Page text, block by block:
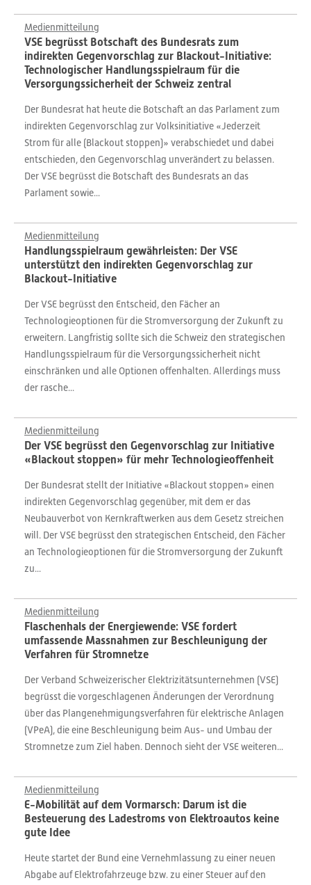
Medienmitteilung
VSE begrüsst Botschaft des Bundesrats zum
indirekten Gegenvorschlag zur Blackout-Initiative:
Technologischer Handlungsspielraum für die
Versorgungssicherheit der Schweiz zentral
Der Bundesrat hat heute die Botschaft an das Parlament zum
indirekten Gegenvorschlag zur Volksinitiative «Jederzeit
Strom für alle (Blackout stoppen)» verabschiedet und dabei
entschieden, den Gegenvorschlag unverändert zu belassen.
Der VSE begrüsst die Botschaft des Bundesrats an das
Parlament sowie...
Medienmitteilung
Handlungsspielraum gewährleisten: Der VSE
unterstützt den indirekten Gegenvorschlag zur
Blackout-Initiative
Der VSE begrüsst den Entscheid, den Fächer an
Technologieoptionen für die Stromversorgung der Zukunft zu
erweitern. Langfristig sollte sich die Schweiz den strategischen
Handlungsspielraum für die Versorgungssicherheit nicht
einschränken und alle Optionen offenhalten. Allerdings muss
der rasche...
Medienmitteilung
Der VSE begrüsst den Gegenvorschlag zur Initiative
«Blackout stoppen» für mehr Technologieoffenheit
Der Bundesrat stellt der Initiative «Blackout stoppen» einen
indirekten Gegenvorschlag gegenüber, mit dem er das
Neubauverbot von Kernkraftwerken aus dem Gesetz streichen
will. Der VSE begrüsst den strategischen Entscheid, den Fächer
an Technologieoptionen für die Stromversorgung der Zukunft
zu...
Medienmitteilung
Flaschenhals der Energiewende: VSE fordert
umfassende Massnahmen zur Beschleunigung der
Verfahren für Stromnetze
Der Verband Schweizerischer Elektrizitätsunternehmen (VSE)
begrüsst die vorgeschlagenen Änderungen der Verordnung
über das Plangenehmigungsverfahren für elektrische Anlagen
(VPeA), die eine Beschleunigung beim Aus- und Umbau der
Stromnetze zum Ziel haben. Dennoch sieht der VSE weiteren...
Medienmitteilung
E-Mobilität auf dem Vormarsch: Darum ist die
Besteuerung des Ladestroms von Elektroautos keine
gute Idee
Heute startet der Bund eine Vernehmlassung zu einer neuen
Abgabe auf Elektrofahrzeuge bzw. zu einer Steuer auf den